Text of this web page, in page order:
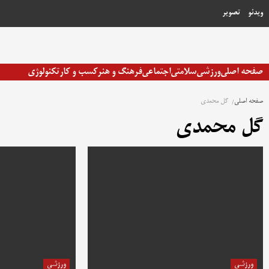
به
ویدئو تصویر
صفحه اصلیورزشیسلامتیاجتماعیفرهنگ و هنرکسب و کارتکنولوژی
صفحه اصلی گل محمدی
گل محمدی
ورزشی ورزشی